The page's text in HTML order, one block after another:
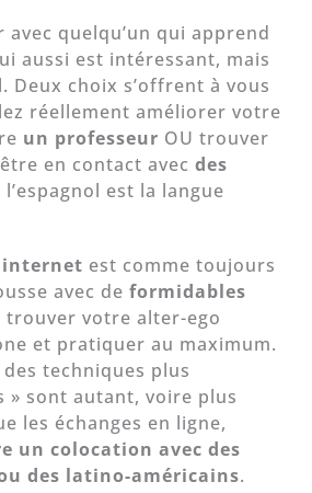
avec quelqu’un qui apprend
aussi est intéressant, mais
Deux choix s’offrent à vous
réellement améliorer votre
un professeur OU trouver
en contact avecdes
est la langue
internet est comme toujours
avec deformidables
trouver votre alter-ego
et pratiquer au maximum.
techniques plus
» sont autant, voire plus
les échanges en ligne,
un colocation avec des
des latino-américains.